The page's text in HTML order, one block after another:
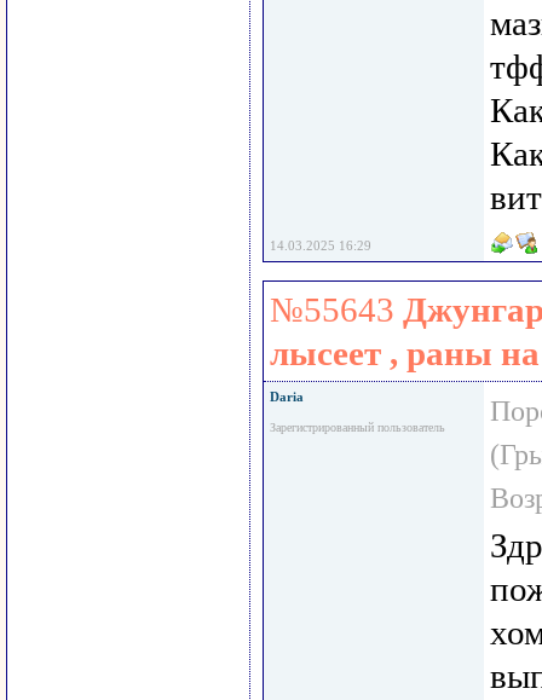
14.03.2025 16:29
№55643
лысеет , раны
Daria
Зарегистрированный пользователь